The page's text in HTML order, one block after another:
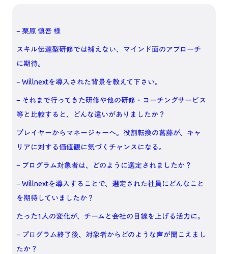
− 栗原 慎吾 様
スキル伝達型研修では補えない、マインド面のアプローチ
に期待。
− Willnextを導入された背景を教えて下さい。
− それまで行ってきた研修や他の研修・コーチングサービス
等と比較すると、どんな違いがありましたか？
プレイヤーからマネージャーへ。役割転換の葛藤が、キャ
リアに対する価値観に気づくチャンスになる。
− プログラム対象者は、どのように選定されましたか？
− Willnextを導入することで、選定された社員にどんなこと
を期待していましたか？
たった1人の変化が、チームと会社の目線を上げる活力に。
− プログラム終了後、対象者からどのような声が聞こえまし
たか？